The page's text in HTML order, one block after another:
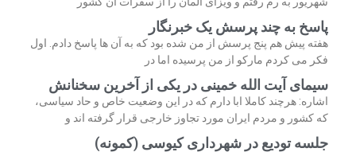
پاسخ به چند پرسش یک خبرنگار
هفته پیش هم پنج پرسش از من شده بود که به آن ها پاسخ دادم. اول
فکر می کردم مارکو از من پرسیده اما در
سیمای آیت الله خمینی در یکی از آخرین سخنانش
اشاره: هرچند کاملا ابا دارم که در این وضعیت خاص و حاد سیاسی،
که کشور و مردم ایران مورد تجاوز خارجی قرار گرفته اند و
جلسه تودیع در شهرداری کیوسی (کمونه)